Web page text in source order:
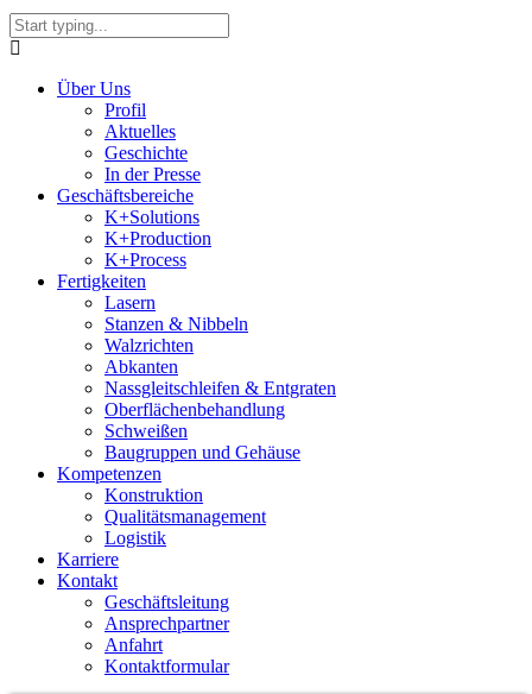
Über Uns
Profil
Aktuelles
Geschichte
In der Presse
Geschäftsbereiche
K+Solutions
K+Production
K+Process
Fertigkeiten
Lasern
Stanzen & Nibbeln
Walzrichten
Abkanten
Nassgleitschleifen & Entgraten
Oberflächenbehandlung
Schweißen
Baugruppen und Gehäuse
Kompetenzen
Konstruktion
Qualitätsmanagement
Logistik
Karriere
Kontakt
Geschäftsleitung
Ansprechpartner
Anfahrt
Kontaktformular